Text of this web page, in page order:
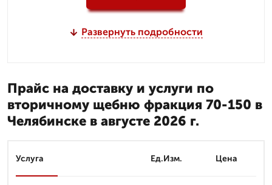
Развернуть подробности
Прайс на доставку и услуги по
вторичному щебню фракция 70-150 в
Челябинске в августе 2026 г.
Услуга Ед.Изм. Цена